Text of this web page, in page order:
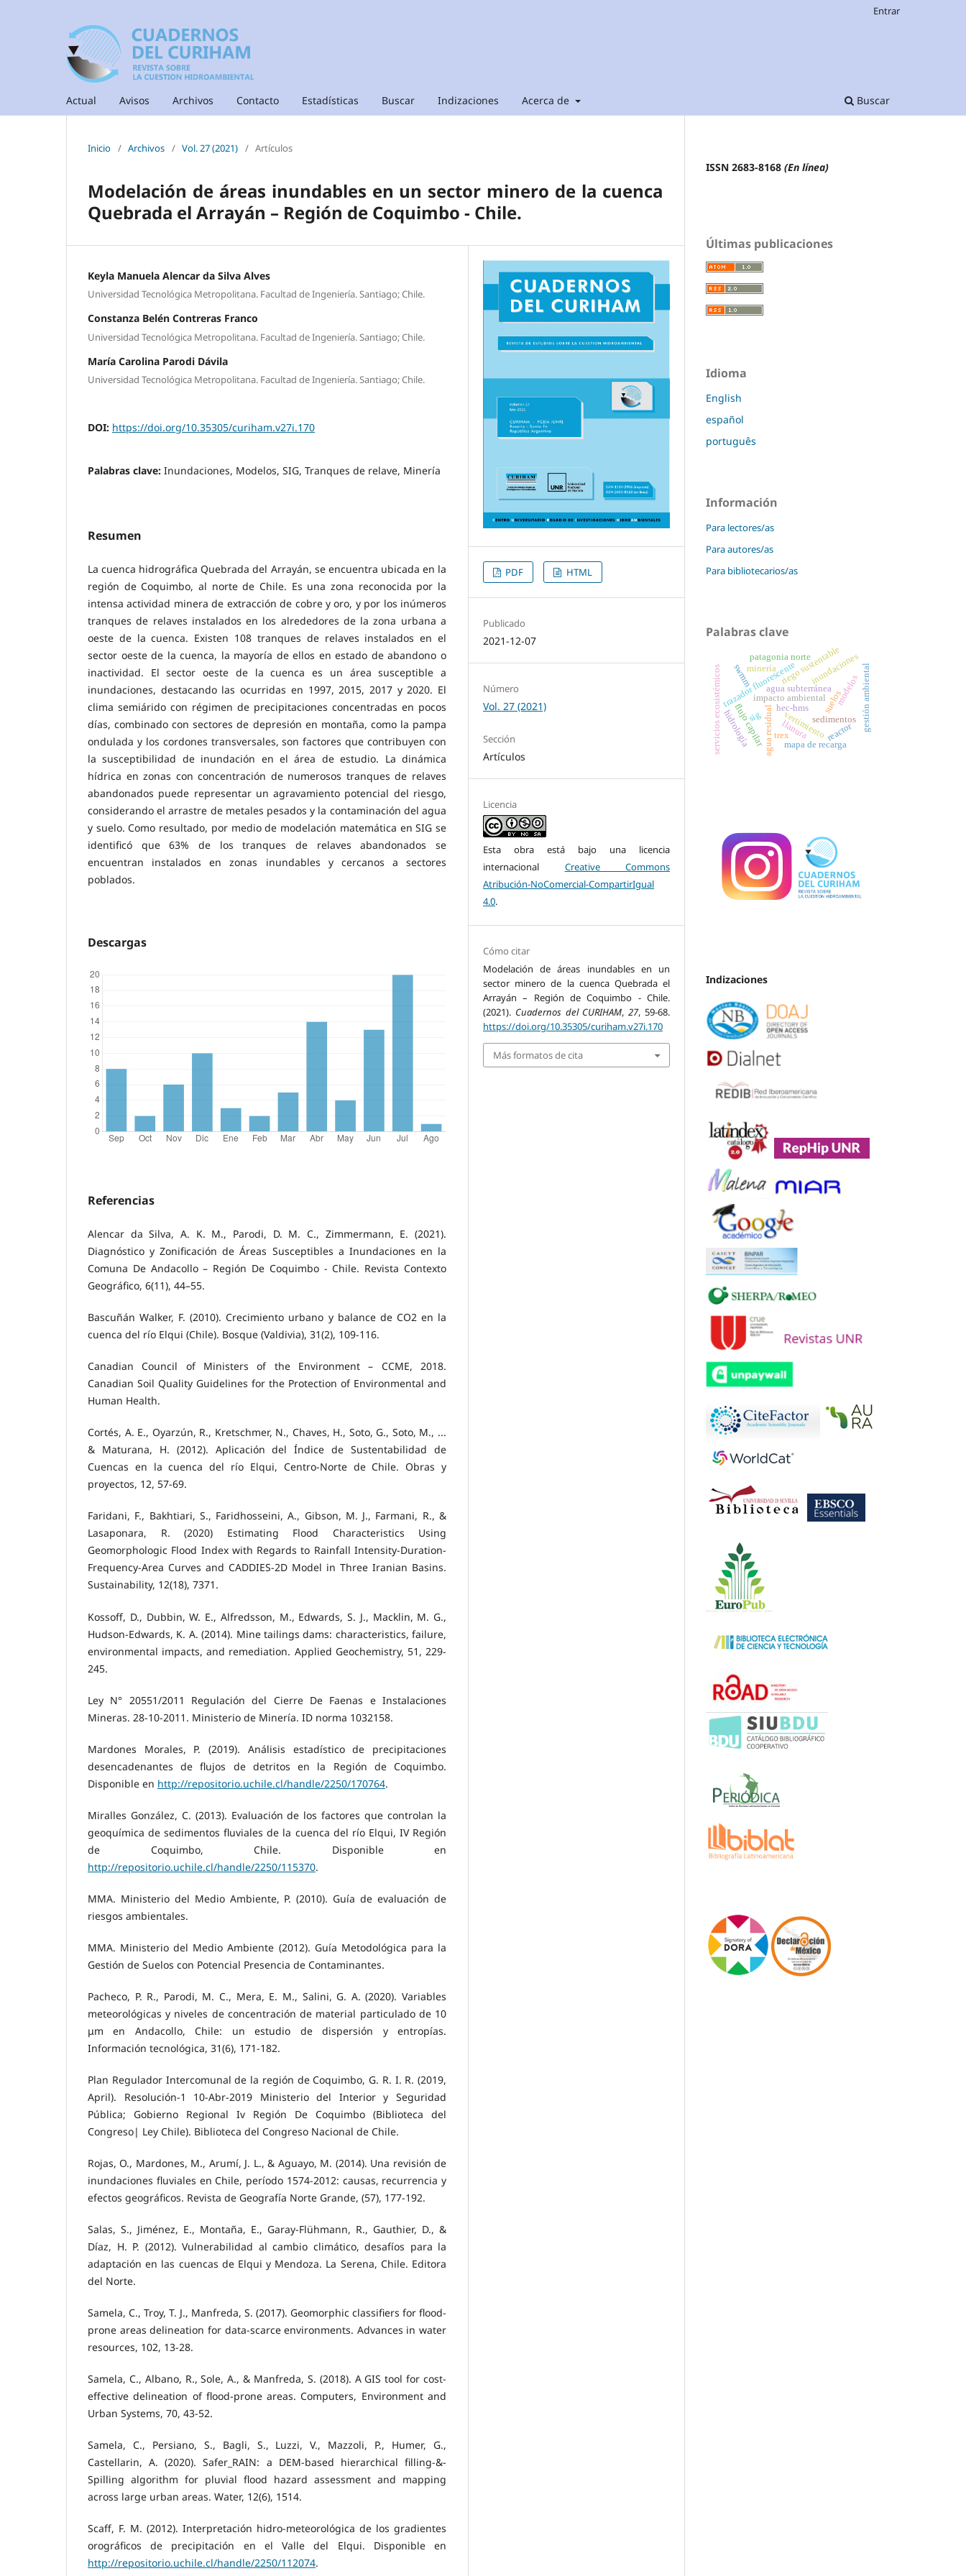
Actual Avisos Archivos Contacto Estadísticas Buscar Indizaciones Acerca de Buscar
Entrar
Inicio / Archivos / Vol. 27 (2021) / Artículos
Modelación de áreas inundables en un sector minero de la cuenca
Quebrada el Arrayán – Región de Coquimbo - Chile.
Keyla Manuela Alencar da Silva Alves
Universidad Tecnológica Metropolitana. Facultad de Ingeniería. Santiago; Chile.
Constanza Belén Contreras Franco
Universidad Tecnológica Metropolitana. Facultad de Ingeniería. Santiago; Chile.
María Carolina Parodi Dávila
Universidad Tecnológica Metropolitana. Facultad de Ingeniería. Santiago; Chile.
DOI: https://doi.org/10.35305/curiham.v27i.170
Palabras clave: Inundaciones, Modelos, SIG, Tranques de relave, Minería
Resumen
La cuenca hidrográfica Quebrada del Arrayán, se encuentra ubicada en la
región de Coquimbo, al norte de Chile. Es una zona reconocida por la
intensa actividad minera de extracción de cobre y oro, y por los inúmeros
tranques de relaves instalados en los alrededores de la zona urbana a
oeste de la cuenca. Existen 108 tranques de relaves instalados en el
sector oeste de la cuenca, la mayoría de ellos en estado de abandono o
inactividad. El sector oeste de la cuenca es un área susceptible a
inundaciones, destacando las ocurridas en 1997, 2015, 2017 y 2020. El
clima semiárido con régimen de precipitaciones concentradas en pocos
días, combinado con sectores de depresión en montaña, como la pampa
ondulada y los cordones transversales, son factores que contribuyen con
la susceptibilidad de inundación en el área de estudio. La dinámica
hídrica en zonas con concentración de numerosos tranques de relaves
abandonados puede representar un agravamiento potencial del riesgo,
considerando el arrastre de metales pesados y la contaminación del agua
y suelo. Como resultado, por medio de modelación matemática en SIG se
identificó que 63% de los tranques de relaves abandonados se
encuentran instalados en zonas inundables y cercanos a sectores
poblados.
Descargas
Referencias
Alencar da Silva, A. K. M., Parodi, D. M. C., Zimmermann, E. (2021).
Diagnóstico y Zonificación de Áreas Susceptibles a Inundaciones en la
Comuna De Andacollo – Región De Coquimbo - Chile. Revista Contexto
Geográfico, 6(11), 44–55.
Bascuñán Walker, F. (2010). Crecimiento urbano y balance de CO2 en la
cuenca del río Elqui (Chile). Bosque (Valdivia), 31(2), 109-116.
Canadian Council of Ministers of the Environment – CCME, 2018.
Canadian Soil Quality Guidelines for the Protection of Environmental and
Human Health.
Cortés, A. E., Oyarzún, R., Kretschmer, N., Chaves, H., Soto, G., Soto, M., ...
& Maturana, H. (2012). Aplicación del Índice de Sustentabilidad de
Cuencas en la cuenca del río Elqui, Centro-Norte de Chile. Obras y
proyectos, 12, 57-69.
Faridani, F., Bakhtiari, S., Faridhosseini, A., Gibson, M. J., Farmani, R., &
Lasaponara, R. (2020) Estimating Flood Characteristics Using
Geomorphologic Flood Index with Regards to Rainfall Intensity-Duration-
Frequency-Area Curves and CADDIES-2D Model in Three Iranian Basins.
Sustainability, 12(18), 7371.
Kossoff, D., Dubbin, W. E., Alfredsson, M., Edwards, S. J., Macklin, M. G.,
Hudson-Edwards, K. A. (2014). Mine tailings dams: characteristics, failure,
environmental impacts, and remediation. Applied Geochemistry, 51, 229-
245.
Ley N° 20551/2011 Regulación del Cierre De Faenas e Instalaciones
Mineras. 28-10-2011. Ministerio de Minería. ID norma 1032158.
Mardones Morales, P. (2019). Análisis estadístico de precipitaciones
desencadenantes de flujos de detritos en la Región de Coquimbo.
Disponible en http://repositorio.uchile.cl/handle/2250/170764.
Miralles González, C. (2013). Evaluación de los factores que controlan la
geoquímica de sedimentos fluviales de la cuenca del río Elqui, IV Región
de Coquimbo, Chile. Disponible en
http://repositorio.uchile.cl/handle/2250/115370.
MMA. Ministerio del Medio Ambiente, P. (2010). Guía de evaluación de
riesgos ambientales.
MMA. Ministerio del Medio Ambiente (2012). Guía Metodológica para la
Gestión de Suelos con Potencial Presencia de Contaminantes.
Pacheco, P. R., Parodi, M. C., Mera, E. M., Salini, G. A. (2020). Variables
meteorológicas y niveles de concentración de material particulado de 10
μm en Andacollo, Chile: un estudio de dispersión y entropías.
Información tecnológica, 31(6), 171-182.
Plan Regulador Intercomunal de la región de Coquimbo, G. R. I. R. (2019,
April). Resolución-1 10-Abr-2019 Ministerio del Interior y Seguridad
Pública; Gobierno Regional Iv Región De Coquimbo (Biblioteca del
Congreso| Ley Chile). Biblioteca del Congreso Nacional de Chile.
Rojas, O., Mardones, M., Arumí, J. L., & Aguayo, M. (2014). Una revisión de
inundaciones fluviales en Chile, período 1574-2012: causas, recurrencia y
efectos geográficos. Revista de Geografía Norte Grande, (57), 177-192.
Salas, S., Jiménez, E., Montaña, E., Garay-Flühmann, R., Gauthier, D., &
Díaz, H. P. (2012). Vulnerabilidad al cambio climático, desafíos para la
adaptación en las cuencas de Elqui y Mendoza. La Serena, Chile. Editora
del Norte.
Samela, C., Troy, T. J., Manfreda, S. (2017). Geomorphic classifiers for flood-
prone areas delineation for data-scarce environments. Advances in water
resources, 102, 13-28.
Samela, C., Albano, R., Sole, A., & Manfreda, S. (2018). A GIS tool for cost-
effective delineation of flood-prone areas. Computers, Environment and
Urban Systems, 70, 43-52.
Samela, C., Persiano, S., Bagli, S., Luzzi, V., Mazzoli, P., Humer, G.,
Castellarin, A. (2020). Safer_RAIN: a DEM-based hierarchical filling-&-
Spilling algorithm for pluvial flood hazard assessment and mapping
across large urban areas. Water, 12(6), 1514.
Scaff, F. M. (2012). Interpretación hidro-meteorológica de los gradientes
orográficos de precipitación en el Valle del Elqui. Disponible en
http://repositorio.uchile.cl/handle/2250/112074.
PDF HTML
Publicado
2021-12-07
Número
Vol. 27 (2021)
Sección
Artículos
Licencia
Esta obra está bajo una licencia
internacional Creative Commons
Atribución-NoComercial-CompartirIgual
4.0.
Cómo citar
Modelación de áreas inundables en un
sector minero de la cuenca Quebrada el
Arrayán – Región de Coquimbo - Chile.
(2021). Cuadernos del CURIHAM,27, 59-68.
https://doi.org/10.35305/curiham.v27i.170
Más formatos de cita
ISSN 2683-8168 (En línea)
Últimas publicaciones
Idioma
English
español
português
Información
Para lectores/as
Para autores/as
Para bibliotecarios/as
Palabras clave
trazador fluorescente
sedimentos
reactor
agua residual
impacto ambiental
vertimiento
suelos
servicios ecosistémicos agua subterránea
flujo capilar
riego sustentable
patagonia norte
swmm
trexllanura
inundaciones
modelos
sig
minería
mapa de recarga
hidrología gestión ambiental
hec-hms
Indizaciones